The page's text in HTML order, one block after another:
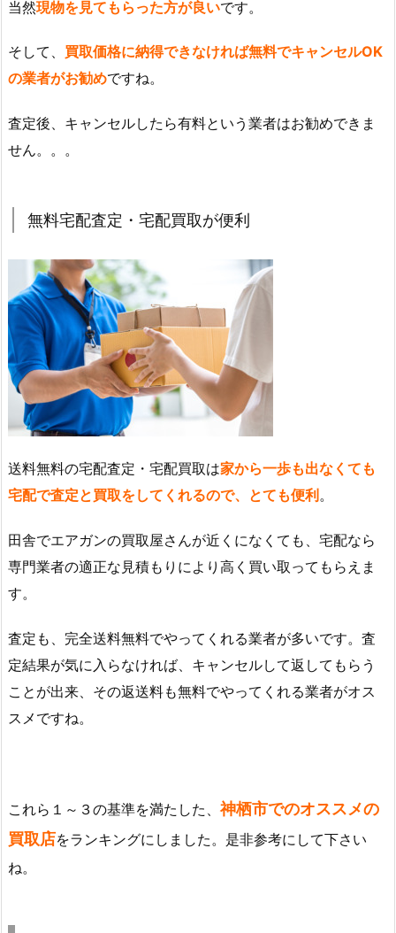
当然現物を見てもらった方が良いです。
そして、 買取価格に納得できなければ無料でキャンセルOK
の業者がお勧めですね。
査定後、キャンセルしたら有料という業者はお勧めできま
せん。。。
無料宅配査定・宅配買取が便利
送料無料の宅配査定・宅配買取は家から一歩も出なくても
宅配で査定と買取をしてくれるので、とても便利。
田舎でエアガンの買取屋さんが近くになくても、宅配なら
専門業者の適正な見積もりにより高く買い取ってもらえま
す。
査定も、完全送料無料でやってくれる業者が多いです。査
定結果が気に入らなければ、キャンセルして返してもらう
ことが出来、その返送料も無料でやってくれる業者がオス
スメですね。
これら１～３の基準を満たした、 神栖市でのオススメの
買取店をランキングにしました。是非参考にして下さい
ね。